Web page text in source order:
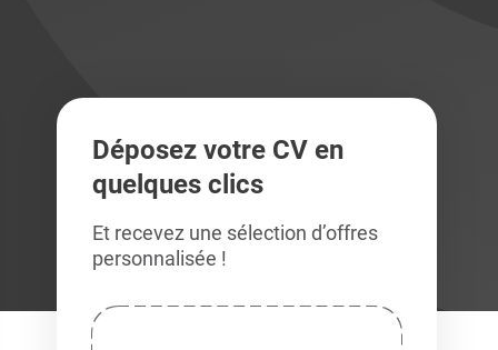
Déposez votre CV en
quelques clics
Et recevez une sélection d’offres
personnalisée !